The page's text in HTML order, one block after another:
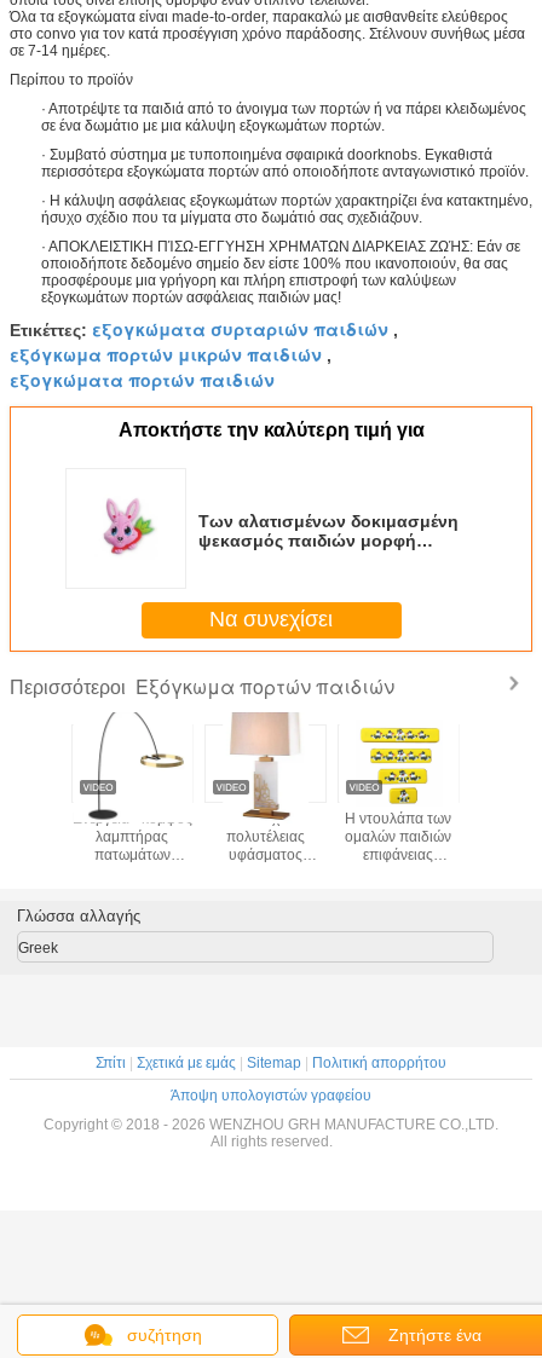
Όλα τα εξογκώματα είναι made-to-order, παρακαλώ με αισθανθείτε ελεύθερος
στο convo για τον κατά προσέγγιση χρόνο παράδοσης. Στέλνουν συνήθως μέσα
σε 7-14 ημέρες.
Περίπου το προϊόν
· Αποτρέψτε τα παιδιά από το άνοιγμα των πορτών ή να πάρει κλειδωμένος
σε ένα δωμάτιο με μια κάλυψη εξογκωμάτων πορτών.
· Συμβατό σύστημα με τυποποιημένα σφαιρικά doorknobs. Εγκαθιστά
περισσότερα εξογκώματα πορτών από οποιοδήποτε ανταγωνιστικό προϊόν.
· Η κάλυψη ασφάλειας εξογκωμάτων πορτών χαρακτηρίζει ένα κατακτημένο,
ήσυχο σχέδιο που τα μίγματα στο δωμάτιό σας σχεδιάζουν.
· ΑΠΟΚΛΕΙΣΤΙΚΗ ΠΊΣΩ-ΕΓΓΥΗΣΗ ΧΡΗΜΑΤΩΝ ΔΙΑΡΚΕΙΑΣ ΖΩΉΣ: Εάν σε
οποιοδήποτε δεδομένο σημείο δεν είστε 100% που ικανοποιούν, θα σας
προσφέρουμε μια γρήγορη και πλήρη επιστροφή των καλύψεων
εξογκωμάτων πορτών ασφάλειας παιδιών μας!
Ετικέττες: εξογκώματα συρταριών παιδιών ,
εξόγκωμα πορτών μικρών παιδιών ,
εξογκώματα πορτών παιδιών
Αποκτήστε την καλύτερη τιμή για
Των αλατισμένων δοκιμασμένη
ψεκασμός παιδιών μορφή
διαρκείας
Να συνεχίσει
Περισσότεροι Εξόγκωμα πορτών παιδιών
για το
Ενέργεια - κομψός
λαμπτήρας
πατωμάτων
τη χρήση
κρεβατοκάμαρων
Ξενοδοχείων
πολυτέλειας
υφάσματος
λαμπτήρας
διακοσμητικός
Η ντουλάπα των
ομαλών παιδιών
επιφάνειας
συμβατότητα
συζήτηση Ζητήστε ένα
Γλώσσα αλλαγής
Greek
Σπίτι | Σχετικά με εμάς | Sitemap | Πολιτική απορρήτου
Άποψη υπολογιστών γραφείου
Copyright © 2018 - 2026 WENZHOU GRH MANUFACTURE CO.,LTD.
All rights reserved.